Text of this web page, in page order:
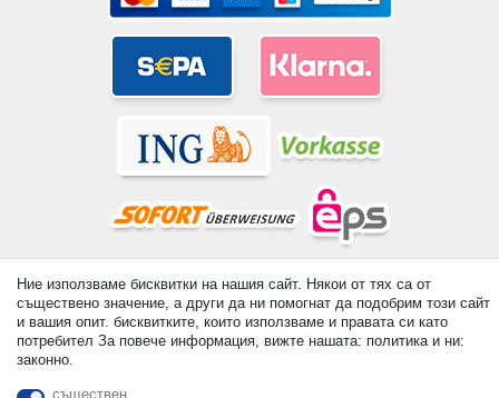
© Copyright 2026 | Всички права запазени. - All rights reserved.
Applies to deliveries to the UK!
Ние използваме бисквитки на нашия сайт. Някои от тях са от
съществено значение, а други да ни помогнат да подобрим този сайт
и вашия опит. бисквитките, които използваме и правата си като
потребител За повече информация, вижте нашата: политика и ни:
законно.
съществен